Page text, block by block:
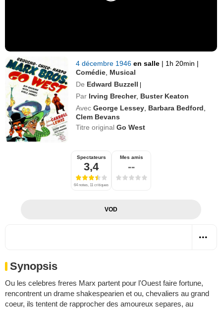
4 décembre 1946en salle | 1h 20min |
Comédie Musical
De Edward Buzzell |
Par Irving Brecher, Buster Keaton
Avec George Lessey Barbara Bedford
Clem Bevans
Titre originalGo West
Spectateurs
3,4
64 notes, 11 critiques
Mes amis
--
VOD
Synopsis
Ou les celebres freres Marx partent pour l'Ouest faire fortune,
rencontrent un drame shakespearien et ou, chevaliers au grand
coeur, ils tentent de rapprocher des amoureux separes, au